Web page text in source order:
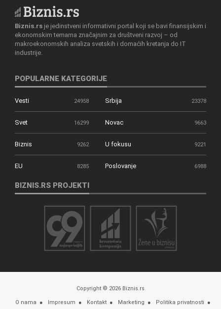
Biznis.rs je jedinstveni informativni portal koji se bavi finansijskim i
ekonomskim temama značajnim za društveni razvoj – od
makroekonomskih analiza svetskih i domaćih kretanja do IT
industrije.
POPULARNE KATEGORIJE
Vesti 24958 Srbija 23378
Svet 16299 Novac 9663
Biznis 9262 U fokusu 9221
EU 8285 Poslovanje 6988
BIZNIS.RS PROJEKTI
Copyright © 2026 Biznis.rs
O nama Impresum Kontakt Marketing
Politika privatnosti